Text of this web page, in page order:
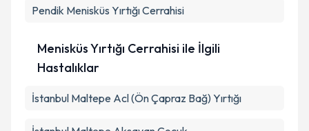
Pendik Menisküs Yırtığı Cerrahisi
Menisküs Yırtığı Cerrahisi ile İlgili
Hastalıklar
İstanbul Maltepe Acl (Ön Çapraz Bağ) Yırtığı